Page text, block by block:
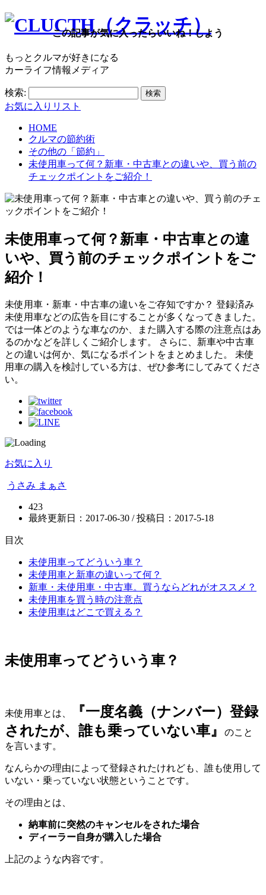
もっとクルマが好きになる
カーライフ情報メディア
検索:
お気に入りリスト
HOME
クルマの節約術
その他の「節約」
未使用車って何？新車・中古車との違いや、買う前の
チェックポイントをご紹介！
未使用車って何？新車・中古車との違
いや、買う前のチェックポイントをご
紹介！
未使用車・新車・中古車の違いをご存知ですか？ 登録済み
未使用車などの広告を目にすることが多くなってきました。
では一体どのような車なのか、また購入する際の注意点はあ
るのかなどを詳しくご紹介します。 さらに、新車や中古車
との違いは何か、気になるポイントをまとめました。 未使
用車の購入を検討している方は、ぜひ参考にしてみてくださ
い。
お気に入り
うさみ まぁさ
423
最終更新日：2017-06-30 / 投稿日： 2017-5-18
目次
未使用車ってどういう車？
未使用車と新車の違いって何？
新車・未使用車・中古車。買うならどれがオススメ？
未使用車を買う時の注意点
未使用車はどこで買える？
未使用車ってどういう車？
未使用車とは、
『一度名義（ナンバー）登録
されたが、誰も乗っていない車』
のこと
を言います。
なんらかの理由によって登録されたけれども、誰も使用して
いない・乗っていない状態ということです。
その理由とは、
納車前に突然のキャンセルをされた場合
ディーラー自身が購入した場合
上記のような内容です。
この記事が気に入ったらいいね！しよう